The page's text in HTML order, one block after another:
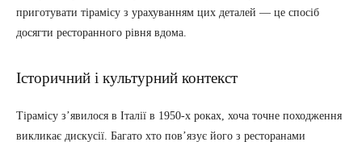
приготувати тірамісу з урахуванням цих деталей — це спосіб
досягти ресторанного рівня вдома.
Історичний і культурний контекст
Тірамісу з’явилося в Італії в 1950-х роках, хоча точне походження
викликає дискусії. Багато хто пов’язує його з ресторанами